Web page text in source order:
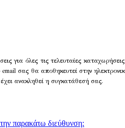
για όλες τις τελευταίες
σας θα αποθηκευτεί στην
ανακληθεί η συγκατάθεσή σας.
παρακάτω διεύθυνση: